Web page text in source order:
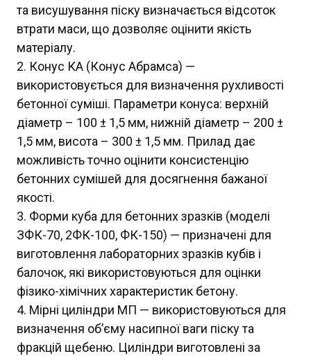
та висушування піску визначається відсоток
втрати маси, що дозволяє оцінити якість
матеріалу.
Конус КА (Конус Абрамса) —
використовується для визначення рухливості
бетонної суміші. Параметри конуса: верхній
діаметр – 100 ± 1,5 мм, нижній діаметр – 200 ±
1,5 мм, висота – 300 ± 1,5 мм. Прилад дає
можливість точно оцінити консистенцію
бетонних сумішей для досягнення бажаної
якості.
Форми куба для бетонних зразків (моделі
ЗФК-70, 2ФК-100, ФК-150) — призначені для
виготовлення лабораторних зразків кубів і
балочок, які використовуються для оцінки
фізико-хімічних характеристик бетону.
Мірні циліндри МП — використовуються для
визначення об’єму насипної ваги піску та
фракцій щебеню. Циліндри виготовлені за